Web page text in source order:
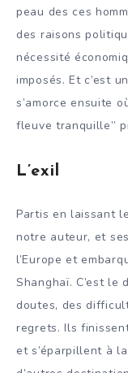
peau des ces
des raisons
nécessité
imposés. Et c’est
s’amorce ensuite
fleuve tranquille”
L’exil
Partis en laissant
notre auteur, et
l’Europe et
Shanghaï. C’est le
doutes, des
regrets. Ils
et s’éparpillent à